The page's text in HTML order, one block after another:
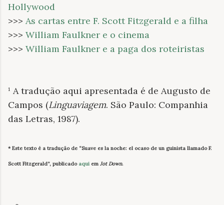
Hollywood
>>> As cartas entre F. Scott Fitzgerald e a filha
>>> William Faulkner e o cinema
>>> William Faulkner e a paga dos roteiristas
¹ A tradução aqui apresentada é de Augusto de
Campos (Linguaviagem. São Paulo: Companhia
das Letras, 1987).
* Este texto é a tradução de “Suave es la noche: el ocaso de un guinista llamado F.
Scott Fitzgerald”, publicado aqui em Jot Down.